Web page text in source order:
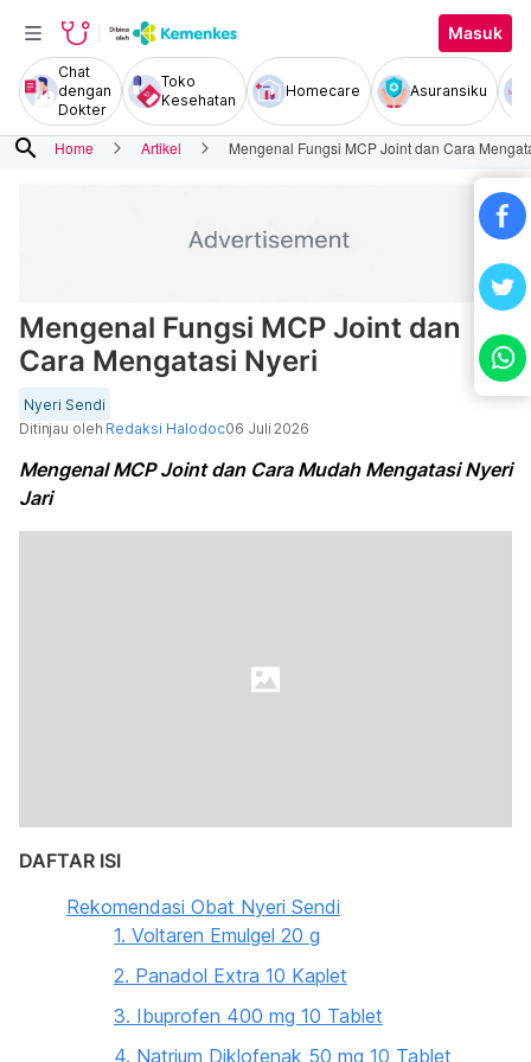
Masuk
Chat
dengan
Dokter
Toko
Kesehatan
Homecare Asuransiku
search Home Artikel Mengenal Fungsi MCP Joint dan Cara
Mengenal Fungsi MCP Joint dan
Cara Mengatasi Nyeri
Nyeri Sendi
Ditinjau oleh Redaksi Halodoc06 Juli 2026
Mengenal MCP Joint dan Cara Mudah Mengatasi Nyeri
Jari
DAFTAR ISI
Rekomendasi Obat Nyeri Sendi
1. Voltaren Emulgel 20 g
2. Panadol Extra 10 Kaplet
3. Ibuprofen 400 mg 10 Tablet
4. Natrium Diklofenak 50 mg 10 Tablet